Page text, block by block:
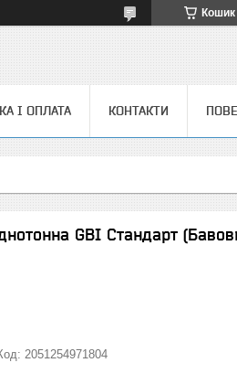
Кошик
І ОПЛАТА КОНТАКТИ
GBI Стандарт
2051254971804